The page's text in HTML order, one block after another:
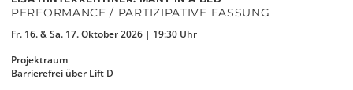
PERFORMANCE / PARTIZIPATIVE FASSUNG
Fr. 16. & Sa. 17. Oktober 2026 | 19:30 Uhr
Projektraum
Barrierefrei über Lift D